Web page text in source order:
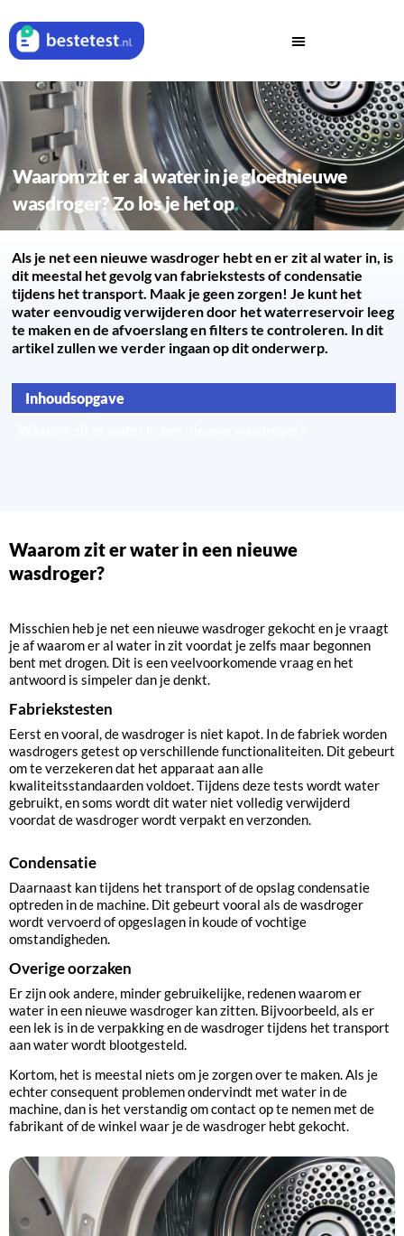
Waarom zit er al water in je gloednieuwe
wasdroger? Zo los je het op
Als je net een nieuwe wasdroger hebt en er zit al water in, is
dit meestal het gevolg van fabriekstests of condensatie
tijdens het transport. Maak je geen zorgen! Je kunt het
water eenvoudig verwijderen door het waterreservoir leeg
te maken en de afvoerslang en filters te controleren. In dit
artikel zullen we verder ingaan op dit onderwerp.
Inhoudsopgave
Waarom zit er water in een nieuwe
wasdroger?
Misschien heb je net een nieuwe wasdroger gekocht en je vraagt
je af waarom er al water in zit voordat je zelfs maar begonnen
bent met drogen. Dit is een veelvoorkomende vraag en het
antwoord is simpeler dan je denkt.
Fabriekstesten
Eerst en vooral, de wasdroger is niet kapot. In de fabriek worden
wasdrogers getest op verschillende functionaliteiten. Dit gebeurt
om te verzekeren dat het apparaat aan alle
kwaliteitsstandaarden voldoet. Tijdens deze tests wordt water
gebruikt, en soms wordt dit water niet volledig verwijderd
voordat de wasdroger wordt verpakt en verzonden.
Condensatie
Daarnaast kan tijdens het transport of de opslag condensatie
optreden in de machine. Dit gebeurt vooral als de wasdroger
wordt vervoerd of opgeslagen in koude of vochtige
omstandigheden.
Overige oorzaken
Er zijn ook andere, minder gebruikelijke, redenen waarom er
water in een nieuwe wasdroger kan zitten. Bijvoorbeeld, als er
een lek is in de verpakking en de wasdroger tijdens het transport
aan water wordt blootgesteld.
Kortom, het is meestal niets om je zorgen over te maken. Als je
echter consequent problemen ondervindt met water in de
machine, dan is het verstandig om contact op te nemen met de
fabrikant of de winkel waar je de wasdroger hebt gekocht.